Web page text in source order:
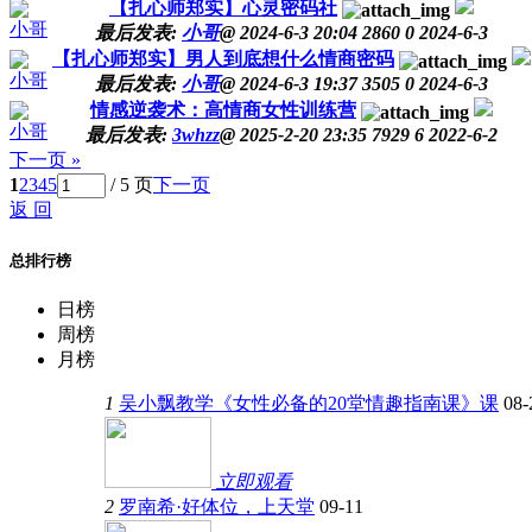
小哥
【扎心师郑实】心灵密码社
最后发表: 小哥@2024-6-3 20:04 2860 0 2024-6-3
小哥
【扎心师郑实】男人到底想什么情商密码
最后发表: 小哥@2024-6-3 19:37 3505 0 2024-6-3
小哥
情感逆袭术：高情商女性训练营
最后发表: 3whzz@2025-2-20 23:35 7929 6 2022-6-2
下一页 »
12345 / 5 页
下一页
返 回
总排行榜
日榜
周榜
月榜
1 吴小飘教学《女性必备的20堂情趣指南课》课 08-
立即观看
2 罗南希·好体位，上天堂 09-11